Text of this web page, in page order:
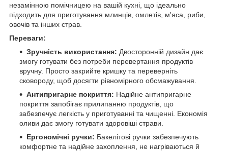
незамінною помічницею на вашій кухні, що ідеально
підходить для приготування млинців, омлетів, м'яса, риби,
овочів та інших страв.
Переваги:
Зручність використання: Двосторонній дизайн дає
змогу готувати без потреби перевертання продуктів
вручну. Просто закрийте кришку та переверніть
сковороду, щоб досягти рівномірного обсмажування.
Антипригарне покриття: Надійне антипригарне
покриття запобігає прилипанню продуктів, що
забезпечує легкість у приготуванні та чищенні. Економія
оливи дає змогу готувати здоровіші страви.
Ергономічні ручки: Бакелітові ручки забезпечують
комфортне та надійне захоплення, не нагріваються й